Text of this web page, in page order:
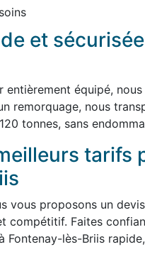
et
entièrement équipé,
remorquage, nous
tonnes, sans
tarifs
vous proposons un
compétitif. Faites
Fontenay-lès-Briis